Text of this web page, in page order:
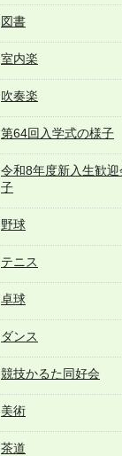
図書
室内楽
吹奏楽
第64回入学式の様子
令和8年度新入生歓迎
子
野球
テニス
卓球
ダンス
競技かるた同好会
美術
茶道